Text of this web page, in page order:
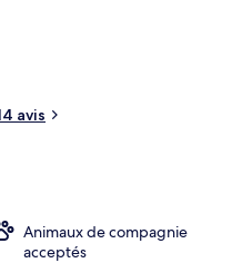
en voiture. Le transport
de marche : Station de
et Station de tramway
avis
Animaux de compagnie
acceptés